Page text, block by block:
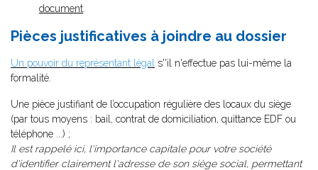
document
Pièces justificatives à joindre au dossier
Un pouvoir du représentant légal s''il n'effectue pas lui-même la
formalité.
Une pièce justifiant de l’occupation régulière des locaux du siège
(par tous moyens : bail, contrat de domiciliation, quittance EDF ou
téléphone ...) ;
Il est rappelé ici, l'importance capitale pour votre société
d'identifier clairement l'adresse de son siège social, permettant